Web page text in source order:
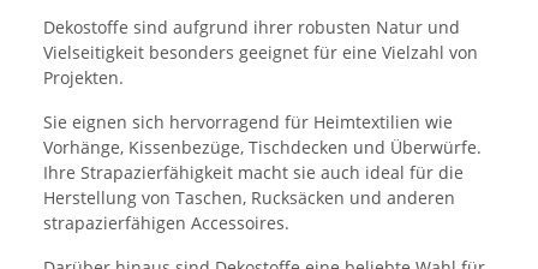
Dekostoffe sind aufgrund ihrer robusten Natur und
Vielseitigkeit besonders geeignet für eine Vielzahl von
Projekten.
Sie eignen sich hervorragend für Heimtextilien wie
Vorhänge, Kissenbezüge, Tischdecken und Überwürfe.
Ihre Strapazierfähigkeit macht sie auch ideal für die
Herstellung von Taschen, Rucksäcken und anderen
strapazierfähigen Accessoires.